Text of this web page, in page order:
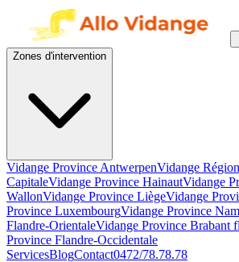
Zones d'intervention
Vidange Province AntwerpenVidange
CapitaleVidange Province HainautVidange
WallonVidange Province LiègeVidange
Province LuxembourgVidange Province
Flandre-OrientaleVidange Province Brabant
Province Flandre-Occidentale
ServicesBlogContact0472/78.78.78